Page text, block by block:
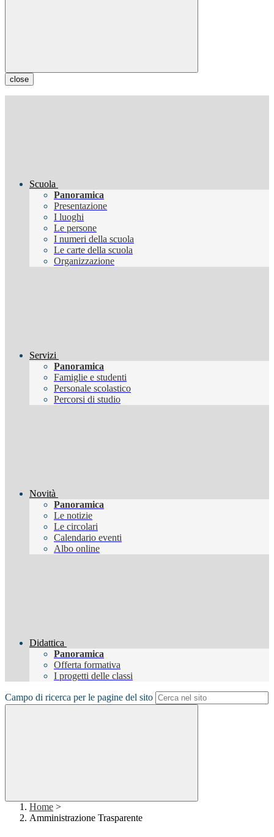
close
Scuola
Panoramica
Presentazione
I luoghi
Le persone
I numeri della scuola
Le carte della scuola
Organizzazione
Servizi
Panoramica
Famiglie e studenti
Personale scolastico
Percorsi di studio
Novità
Panoramica
Le notizie
Le circolari
Calendario eventi
Albo online
Didattica
Panoramica
Offerta formativa
I progetti delle classi
Campo di ricerca per le pagine del sito
Home >
Amministrazione Trasparente